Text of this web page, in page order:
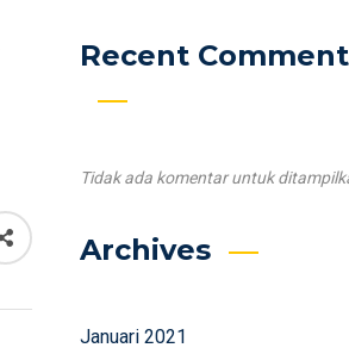
Recent
Tidak ada komentar untuk
Archives
Januari 2021